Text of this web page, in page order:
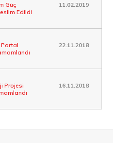
Güç
Edildi
11.02.2019
Portal
22.11.2018
Projesi
16.11.2018